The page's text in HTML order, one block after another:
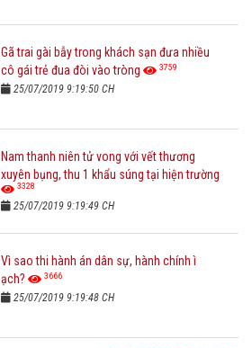
Gã trai gài bẫy trong khách sạn đưa nhiều
cô gái trẻ đua đòi vào tròng
3759
25/07/2019 9:19:50 CH
Nam thanh niên tử vong với vết thương
xuyên bụng, thu 1 khẩu súng tại hiện trường
3328
25/07/2019 9:19:49 CH
Vì sao thi hành án dân sự, hành chính ì
ạch?
3666
25/07/2019 9:19:48 CH